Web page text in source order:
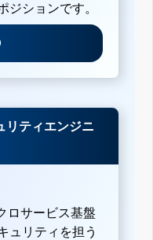
ジションです。
リティエンジニ
ロサービス基盤
ュリティを担う